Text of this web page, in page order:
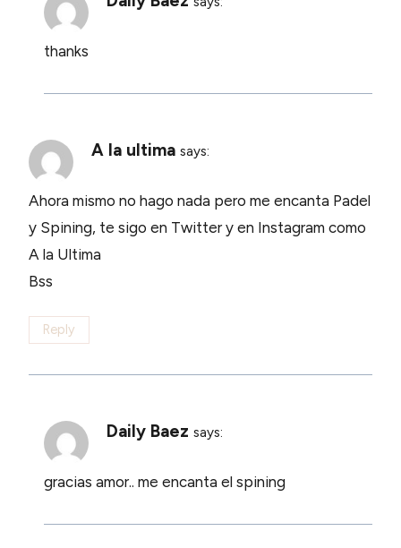
thanks
A la ultima says:
Ahora mismo no hago nada pero me encanta Padel
y Spining, te sigo en Twitter y en Instagram como
A la Ultima
Bss
Reply
Daily Baez says:
gracias amor.. me encanta el spining